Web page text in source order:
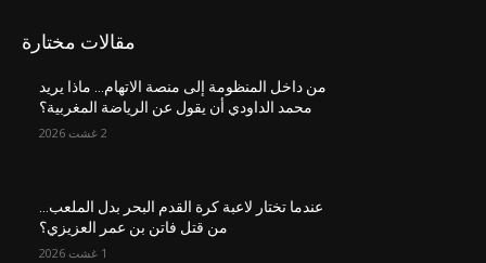
مقالات مختارة
من داخل المنظومة إلى منصة الاتهام… ماذا يريد
محمد الداودي أن يقول عن الرياضة المغربية؟
2 غشت 2026
عندما تختار لاعبة كرة القدم البحر بدل الملعب…
من قتل فاتن بن عمر العزيزي؟
1 غشت 2026